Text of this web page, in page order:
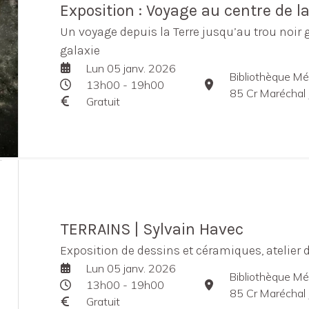
Exposition : Voyage au centre de
Un voyage depuis la Terre jusqu’au trou noir
galaxie
Lun 05 janv. 2026
13h00 - 19h00
Gratuit
Bibliothèque
85 Cr
TERRAINS | Sylvain Havec
Exposition de dessins et céramiques, atelier
Lun 05 janv. 2026
13h00 - 19h00
Gratuit
Bibliothèque
85 Cr